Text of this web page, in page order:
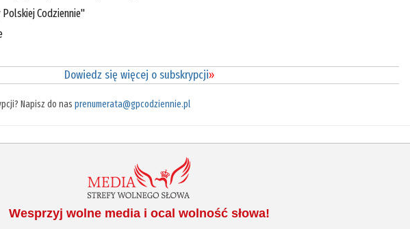
Codziennie"
Dowiedz się więcej o subskrypcji»
Napisz do nasprenumerata@gpcodziennie.pl
Wesprzyj wolne media i ocal wolność słowa!